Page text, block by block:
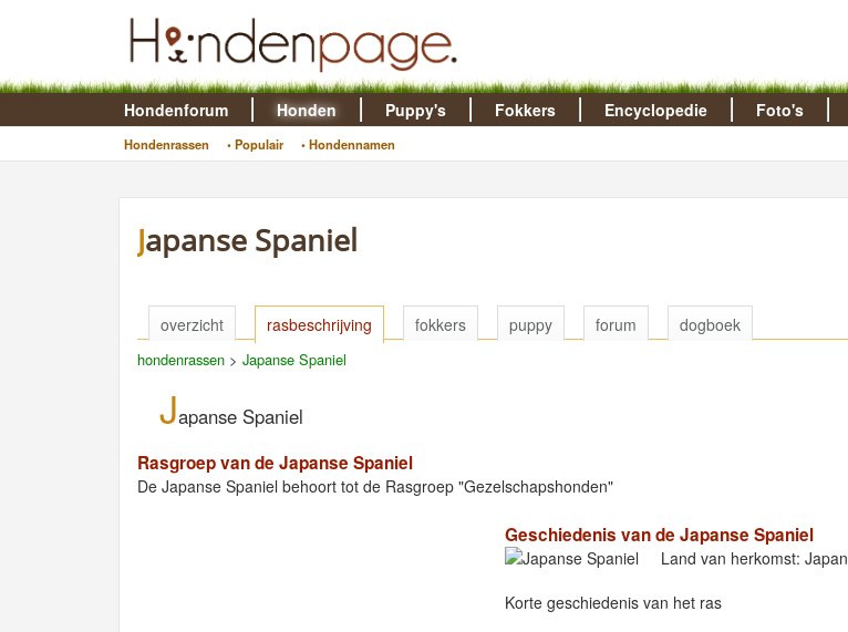
Hondenforum Honden
Hondenrassen • Populair • Hondennamen
Puppy's Fokkers Encyclopedie Foto's
Japanse Spaniel
overzicht rasbeschrijving fokkers puppy forum dogboek
hondenrassen > Japanse Spaniel
Japanse Spaniel
Rasgroep van de Japanse Spaniel
De Japanse Spaniel behoort tot de Rasgroep "Gezelschapshonden"
Geschiedenis van de Japanse Spaniel
Land van herkomst: Japan
Korte geschiedenis van het ras